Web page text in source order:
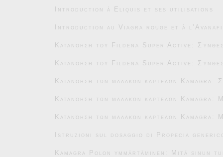
Introduction à Eliquis et ses utilisations
Introduction au Viagra rouge et à
Κατανόηση του Fildena Super Active:
Κατανόηση του Fildena Super Active:
Κατανόηση των μαλακών καρτελών Kamagra:
Κατανόηση των μαλακών καρτελών Kamagra:
Κατανόηση των μαλακών καρτελών Kamagra:
Istruzioni sul dosaggio di Propecia
Kamagra Polon ymmärtäminen: Mitä sinun